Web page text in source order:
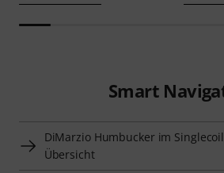
Smart
DiMarzio Humbucker im
Übersicht